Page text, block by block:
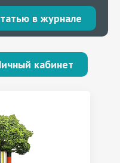
в журнале
кабинет